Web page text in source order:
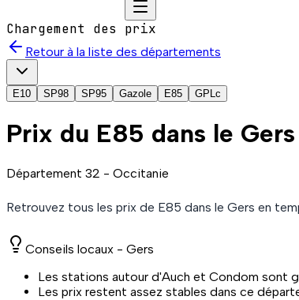
Chargement des prix
Retour à la liste des départements
E10 SP98 SP95 Gazole E85 GPLc
Prix du E85 dans le Gers
Département 32 - Occitanie
Retrouvez tous les prix de E85 dans le Gers en
Conseils locaux - Gers
Les stations autour d'Auch et Condom sont
Les prix restent assez stables dans ce